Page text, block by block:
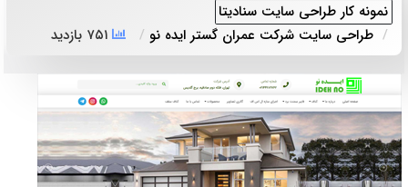
نمونه کار طراحی سایت سنادیتا
طراحی سایت شرکت عمران گستر ایده نو
۷۵۱ بازدید